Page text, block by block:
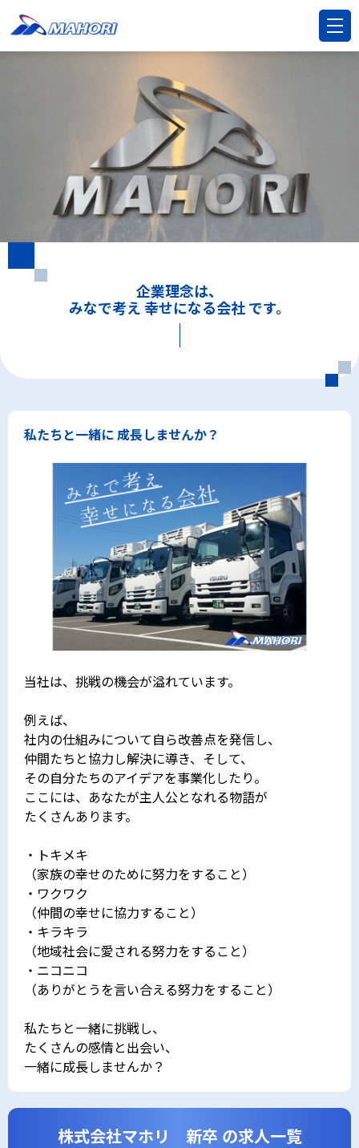
企業理念は、
みなで考え 幸せになる会社 です。
私たちと一緒に 成長しませんか？
当社は、挑戦の機会が溢れています。
例えば、
社内の仕組みについて自ら改善点を発信し、
仲間たちと協力し解決に導き、そして、
その自分たちのアイデアを事業化したり。
ここには、あなたが主人公となれる物語が
たくさんあります。
・トキメキ
（家族の幸せのために努力をすること）
・ワクワク
（仲間の幸せに協力すること）
・キラキラ
（地域社会に愛される努力をすること）
・ニコニコ
（ありがとうを言い合える努力をすること）
私たちと一緒に挑戦し、
たくさんの感情と出会い、
一緒に成長しませんか？
株式会社マホリ 新卒 の求人一覧